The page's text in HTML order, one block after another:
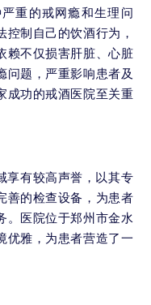
重的戒网瘾和生理问
制自己的饮酒行为，
赖不仅损害肝脏、心脏
问题，严重影响患者及
成功的戒酒医院至关重
享有较高声誉，以其专
善的检查设备，为患者
。医院位于郑州市金水
优雅，为患者营造了一